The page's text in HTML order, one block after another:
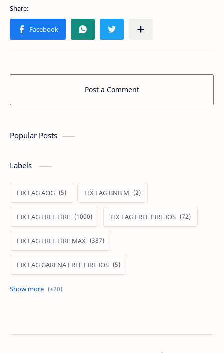
Post a Comment
Popular Posts
Labels
FIX LAG AOG FIX LAG BNB M
FIX LAG FREE FIRE FIX LAG FREE FIRE IOS
FIX LAG FREE FIRE MAX
FIX LAG GARENA FREE FIRE IOS
FIX LAG LIÊN QUÂN MOBILE
MOD APK FREE FIRE MOD DATA FREE FIRE